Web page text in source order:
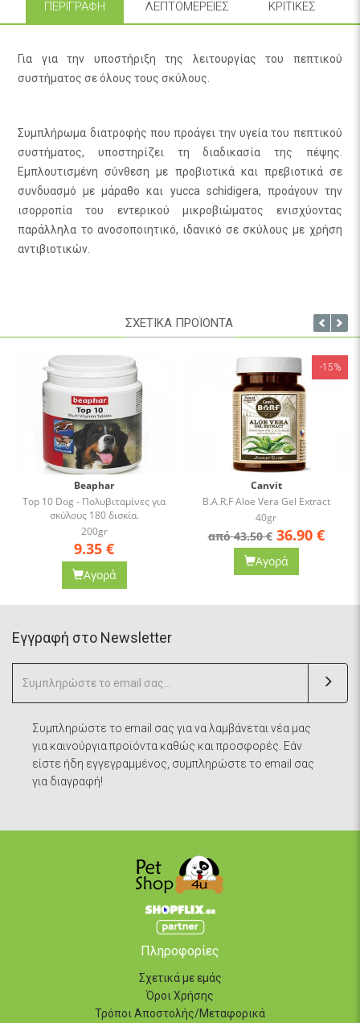
ΠΕΡΙΓΡΑΦΉ ΛΕΠΤΟΜΈΡΕΙΕΣ ΚΡΙΤΙΚΈΣ
Για για την υποστήριξη της λειτουργίας του πεπτικού
συστήματος σε όλους τους σκύλους.
Συμπλήρωμα διατροφής που προάγει την υγεία του πεπτικού
συστήματος, υποστηρίζει τη διαδικασία της πέψης.
Εμπλουτισμένη σύνθεση με προβιοτικά και πρεβιοτικά σε
συνδυασμό με μάραθο και yucca schidigera, προάγουν την
ισορροπία του εντερικού μικροβιώματος ενισχύοντας
παράλληλα το ανοσοποιητικό, ιδανικό σε σκύλους με χρήση
αντιβιοτικών.
ΣΧΕΤΙΚΑ ΠΡΟΪΟΝΤΑ
Beaphar
Top 10 Dog - Πολυβιταμίνες για
σκύλους 180 δισκία.
200gr
9.35€
Αγορά
Canvit
B.A.R.F Aloe Vera Gel Extract
40gr
από 43.50 € 36.90€
Αγορά
-15%
Eγγραφή στο Newsletter
Συμπληρώστε το email σας για να λαμβάνεται νέα μας
για καινούργια προϊόντα καθώς και προσφορές. Εάν
είστε ήδη εγγεγραμμένος, συμπληρώστε το email σας
για διαγραφή!
Πληροφορίες
Σχετικά με εμάς
Όροι Χρήσης
Τρόποι Αποστολής/Μεταφορικά